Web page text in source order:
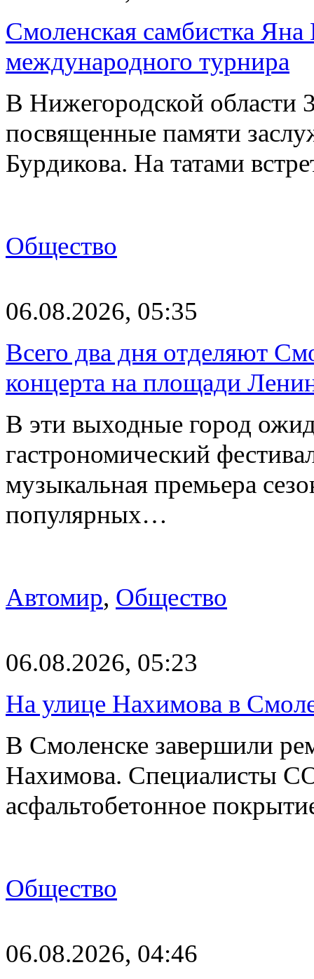
Смоленская самбистка Яна
международного турнира
В Нижегородской области
посвященные памяти
Бурдикова. На татами
Общество
06.08.2026, 05:35
Всего два дня отделяют
концерта на площади
В эти выходные город
гастрономический
музыкальная премьера
популярных…
Автомир, Общество
06.08.2026, 05:23
На улице Нахимова в
В Смоленске завершили
Нахимова. Специалисты
асфальтобетонное
Общество
06.08.2026, 04:46